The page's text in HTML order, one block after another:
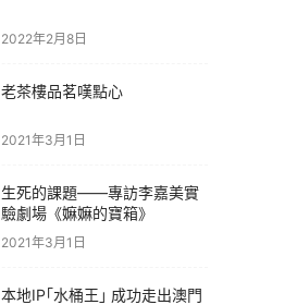
2022年2月8日
老茶樓品茗嘆點心
2021年3月1日
生死的課題——專訪李嘉美實
驗劇場《嫲嫲的寶箱》
2021年3月1日
本地IP｢水桶王｣ 成功走出澳門